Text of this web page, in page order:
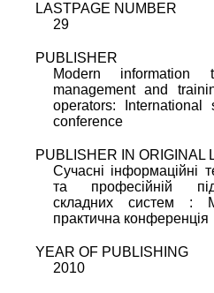
LASTPAGE NUMBER
29
PUBLISHER
Modern information
management and
operators: International
conference
PUBLISHER IN ORIGINAL
Сучасні інформаційні
та професійній
складних систем :
практична конференція
YEAR OF PUBLISHING
2010